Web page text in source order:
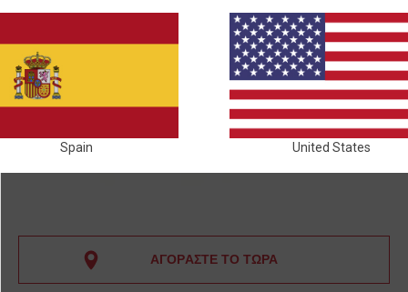
ΑΓΟΡΑΣΤΕ ΤΟ ΤΩΡΑ
Spain United States